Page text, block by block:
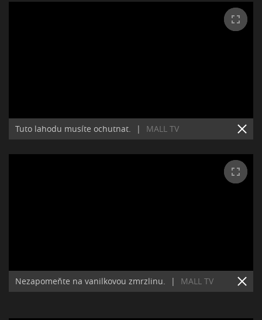
Tuto lahodu musíte ochutnat. | MALL TV
Nezapomeňte na vanilkovou zmrzlinu. | MALL TV